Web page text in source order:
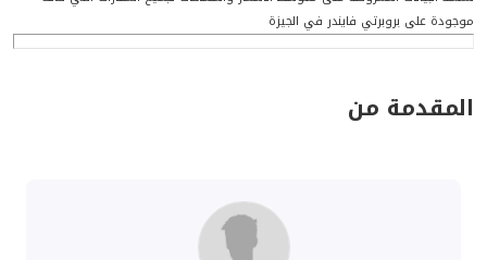
موجودة على بروبرتي فايندر في الجيزة
المقدمة من